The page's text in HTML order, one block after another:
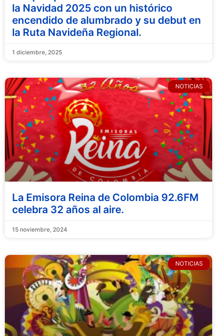
la Navidad 2025 con un histórico
encendido de alumbrado y su debut en
la Ruta Navideña Regional.
1 diciembre, 2025
NOTICIAS
La Emisora Reina de Colombia 92.6FM
celebra 32 años al aire.
15 noviembre, 2024
NOTICIAS